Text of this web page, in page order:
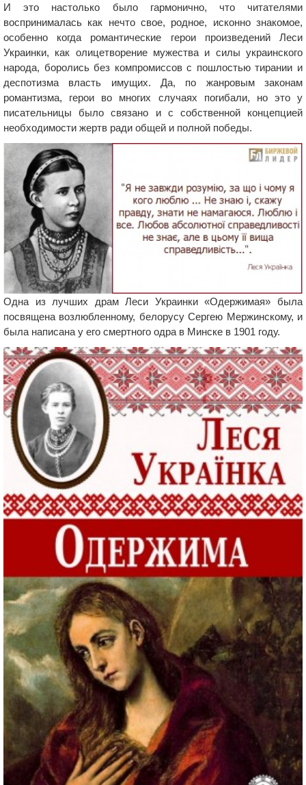
И это настолько было гармонично, что читателями
воспринималась как нечто свое, родное, исконно знакомое,
особенно когда романтические герои произведений Леси
Украинки, как олицетворение мужества и силы украинского
народа, боролись без компромиссов с пошлостью тирании и
деспотизма власть имущих. Да, по жанровым законам
романтизма, герои во многих случаях погибали, но это у
писательницы было связано и с собственной концепцией
необходимости жертв ради общей и полной победы.
Одна из лучших драм Леси Украинки «Одержимая» была
посвящена возлюбленному, белорусу Сергею Мержинскому, и
была написана у его смертного одра в Минске в 1901 году.